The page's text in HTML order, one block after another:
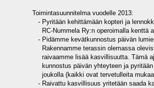
Toimintasuunnitelma vuodelle 2013:
- Pyritään kehittämään kopteri ja lennokki
RC-Nummela Ry:n operoimalla kenttä
- Pidämme kevätkunnostus päivän lumien
Rakennamme terassin olemassa olevista
raivaamme lisää kasvillisuutta. Tämä
kunnostus päivän yhteyteen ja pyritään
joukolla (kaikki ovat tervetulleita
- Raivattu kasvillisuus yritetään saada